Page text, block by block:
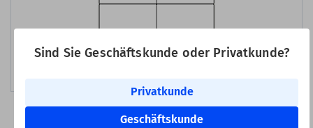
Sind Sie Geschäftskunde oder Privatkunde?
Privatkunde
Geschäftskunde
Art-Nr.: EB-PP105X148